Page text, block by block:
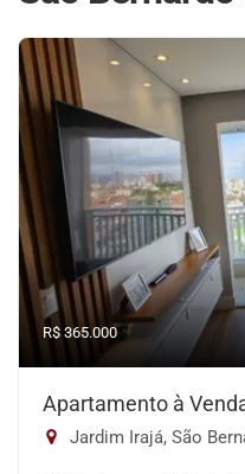
R$ 365.000
Apartamento à
Jardim Irajá, São